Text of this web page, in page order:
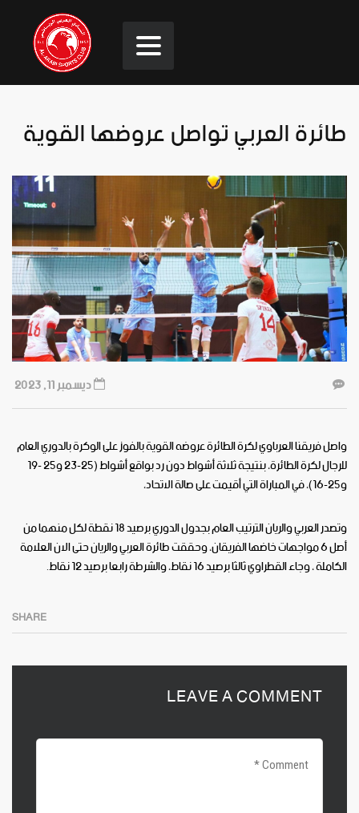
طائرة العربي تواصل عروضها القوية
ديسمبر 11, 2023
واصل فريقنا العرباوي لكرة الطائرة عروضه القوية بالفوز على الوكرة بالدوري العام
للرجال لكرة الطائرة، بنتيجة ثلاثة أشواط دون رد بواقع أشواط (25-23 و25 -19
و25-16)، في المباراة التي أقيمت على صالة الاتحاد،
وتصدر العربي والريان الترتيب العام بجدول الدوري برصيد 18 نقطة لكل منهما من
أصل 6 مواجهات خاضها الفريقان، وحققت طائرة العربي والريان حتى الان العلامة
الكاملة ، وجاء القطراوي ثالثا برصيد 16 نقاط، والشرطة رابعا برصيد 12 نقاط.
SHARE
LEAVE A COMMENT